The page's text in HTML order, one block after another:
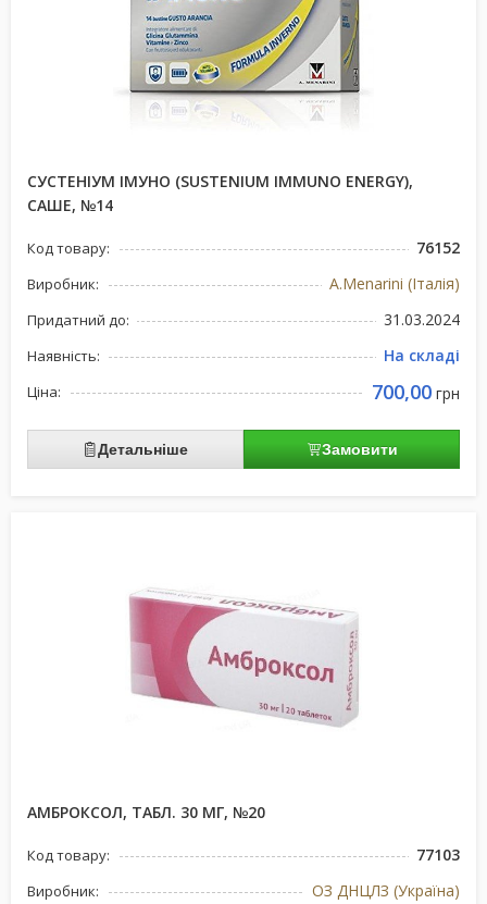
СУСТЕНІУМ ІМУНО (SUSTENIUM IMMUNO ENERGY),
САШЕ, №14
Код товару: 76152
Виробник: A.Menarini (Італія)
Придатний до: 31.03.2024
Наявність: На складі
Ціна: 700,00 грн
Детальніше Замовити
АМБРОКСОЛ, ТАБЛ. 30 МГ, №20
Код товару: 77103
Виробник: ОЗ ДНЦЛЗ (Україна)